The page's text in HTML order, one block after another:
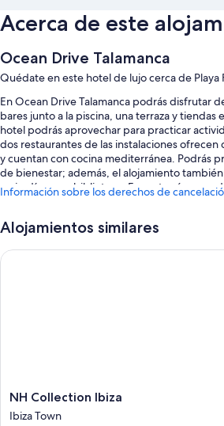
Acerca de este
Ocean Drive Talamanca
Quédate en este hotel de lujo cerca de Playa
En Ocean Drive Talamanca podrás disfrutar
bares junto a la piscina, una terraza y tiendas
hotel podrás aprovechar para practicar
dos restaurantes de las instalaciones ofrecen
y cuentan con cocina mediterránea. Podrás
de bienestar; además, el alojamiento
un jardín y una biblioteca. Encontrarás
También hay otros servicios, como:
4 piscinas al aire libre con tumbonas,
Los huéspedes hablan muy bien de
personal
Información sobre los derechos de
Alojamientos similares
NH
Collection
NH Collection Ibiza
Ibiza Town
NH Collection Ibiza